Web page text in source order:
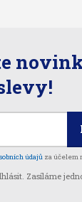
údajů za účelem
Zasíláme